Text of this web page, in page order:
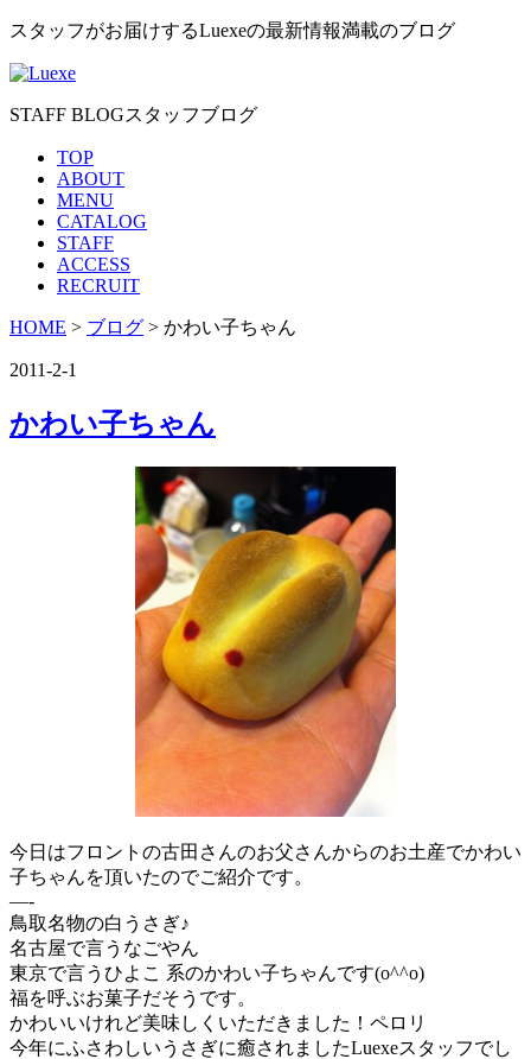
スタッフがお届けするLuexeの最新情報満載のブログ
STAFF BLOGスタッフブログ
TOP
ABOUT
MENU
CATALOG
STAFF
ACCESS
RECRUIT
HOME > ブログ > かわい子ちゃん
2011-2-1
かわい子ちゃん
今日はフロントの古田さんのお父さんからのお土産でかわい
子ちゃんを頂いたのでご紹介です。
—-
鳥取名物の白うさぎ♪
名古屋で言うなごやん
東京で言うひよこ 系のかわい子ちゃんです(o^^o)
福を呼ぶお菓子だそうです。
かわいいけれど美味しくいただきました！ペロリ
今年にふさわしいうさぎに癒されましたLuexeスタッフでし